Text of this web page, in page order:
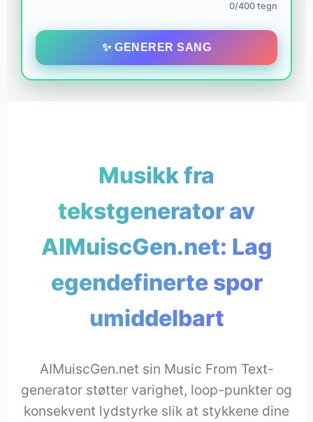
0/400 tegn
✨ GENERER SANG
Musikk fra
tekstgenerator av
AIMuiscGen.net: Lag
egendefinerte spor
umiddelbart
AIMuiscGen.net sin Music From Text-
generator støtter varighet, loop-punkter og
konsekvent lydstyrke slik at stykkene dine